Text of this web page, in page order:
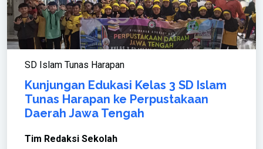
SD Islam Tunas Harapan
Kunjungan Edukasi Kelas 3 SD Islam
Tunas Harapan ke Perpustakaan
Daerah Jawa Tengah
Tim Redaksi Sekolah